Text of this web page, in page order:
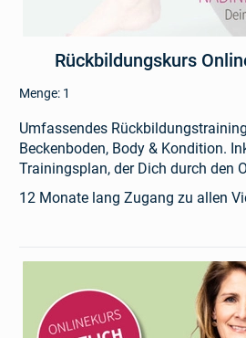
Rückbildungskurs
Menge: 1
Umfassendes
Beckenboden, Body & Kondition.
Trainingsplan, der Dich durch den
12 Monate lang Zugang zu allen